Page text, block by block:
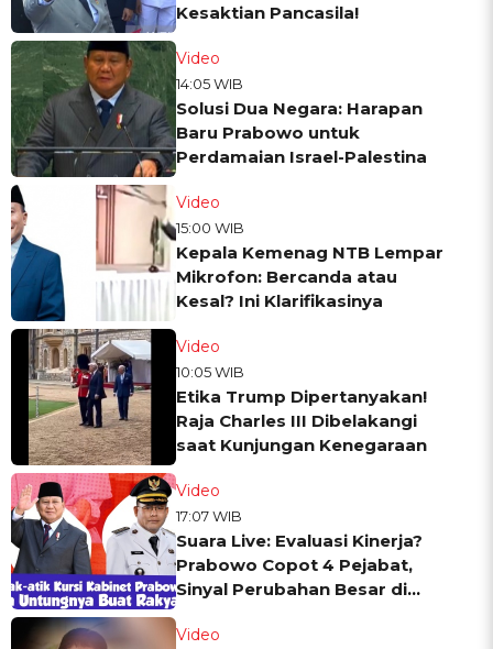
Kesaktian Pancasila!
Video
14:05 WIB
Solusi Dua Negara: Harapan
Baru Prabowo untuk
Perdamaian Israel-Palestina
Video
15:00 WIB
Kepala Kemenag NTB Lempar
Mikrofon: Bercanda atau
Kesal? Ini Klarifikasinya
Video
10:05 WIB
Etika Trump Dipertanyakan!
Raja Charles III Dibelakangi
saat Kunjungan Kenegaraan
Video
17:07 WIB
Suara Live: Evaluasi Kinerja?
Prabowo Copot 4 Pejabat,
Sinyal Perubahan Besar di
Video